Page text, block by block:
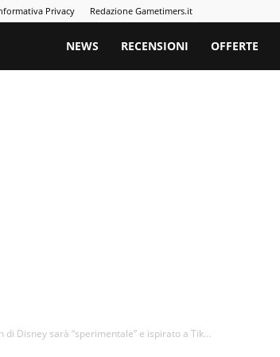
Privacy Redazione Gametimers.it
Gametimers
NEWS RECENSIONI OFFERTE
di Disney sarà “sperimentale” e ispirato a Tik...